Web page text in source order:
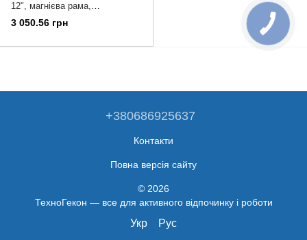
12", магнієва рама,
алюмінієвий винос руля, в
3 050.56 грн
+380686925637
Контакти
Повна версія сайту
© 2026
ТехноГекон — все для активного відпочинку і роботи
Укр Рус